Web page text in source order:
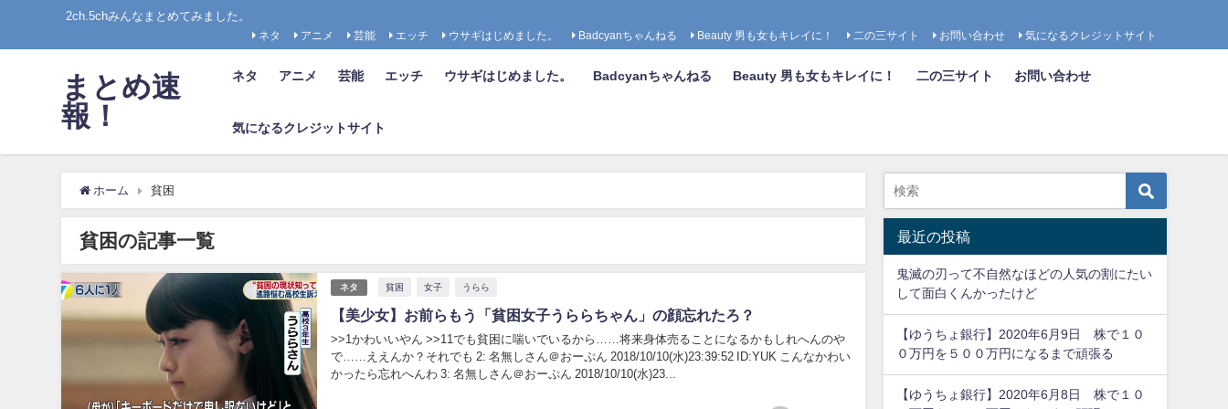
2ch.5chみんなまとめてみました。
ネタ アニメ 芸能 エッチ ウサギはじめました。 Badcyanちゃんねる Beauty 男も女もキレイに！ 二の三サイト お問い合わせ 気になるクレジットサイト
まとめ速
報！
ネタ アニメ 芸能 エッチ ウサギはじめました。 Badcyanちゃんねる Beauty 男も女もキレイに！ 二の三サイト お問い合わせ
気になるクレジットサイト
ホーム 貧困
貧困の記事一覧
ネタ 貧困 女子 うらら
【美少女】お前らもう「貧困女子うららちゃん」の顔忘れたろ？
>>1かわいいやん >>11でも貧困に喘いでいるから……将来身体売ることになるかもしれへんのや
で……ええんか？それでも 2: 名無しさん＠おーぷん 2018/10/10(水)23:39:52 ID:YUK こんなかわい
かったら忘れへんわ 3: 名無しさん＠おーぷん 2018/10/10(水)23...
最近の投稿
鬼滅の刃って不自然なほどの人気の割にたい
して面白くんかったけど
【ゆうちょ銀行】2020年6月9日 株で１０
０万円を５００万円になるまで頑張る
【ゆうちょ銀行】2020年6月8日 株で１０